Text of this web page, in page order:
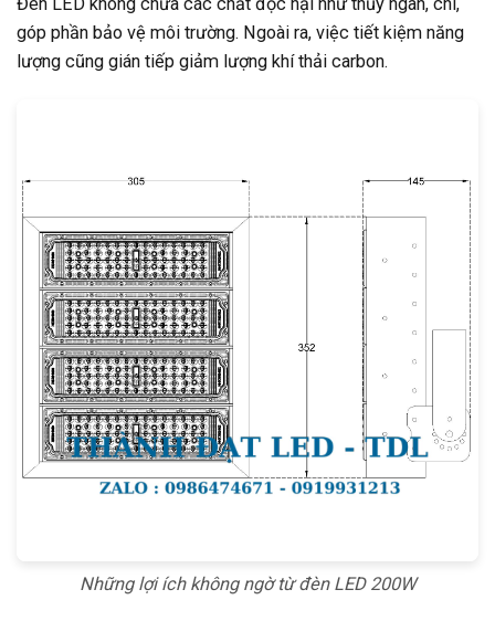
góp phần bảo vệ môi trường. Ngoài ra, việc tiết kiệm năng
lượng cũng gián tiếp giảm lượng khí thải carbon.
Những lợi ích không ngờ từ đèn LED 200W